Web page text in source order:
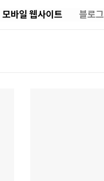
모바일 웹사이트 블로그